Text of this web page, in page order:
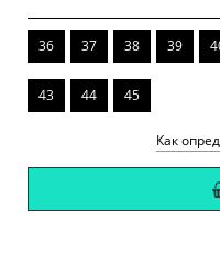
36 37 38 39
43 44 45
Как